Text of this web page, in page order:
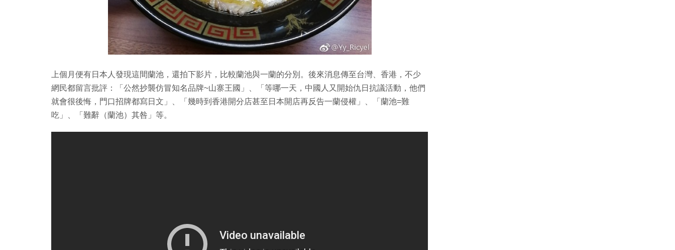
上個月便有日本人發現這間蘭池，還拍下影片，比較蘭池與一蘭的分別。後來消息傳至台灣、香港，不少
網民都留言批評：「公然抄襲仿冒知名品牌~山寨王國」、「等哪一天，中國人又開始仇日抗議活動，他們
就會很後悔，門口招牌都寫日文」、「幾時到香港開分店甚至日本開店再反告一蘭侵權」、「蘭池=難
吃」、「難辭（蘭池）其咎」等。